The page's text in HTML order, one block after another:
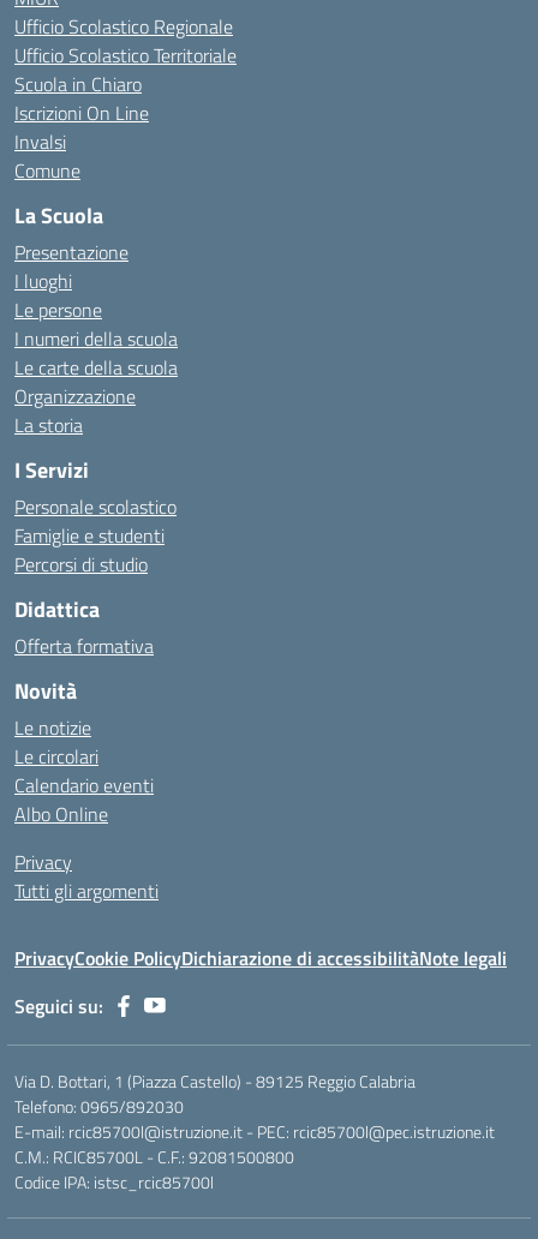
Ufficio Scolastico Regionale
Ufficio Scolastico Territoriale
Scuola in Chiaro
Iscrizioni On Line
Invalsi
Comune
La Scuola
Presentazione
I luoghi
Le persone
I numeri della scuola
Le carte della scuola
Organizzazione
La storia
I Servizi
Personale scolastico
Famiglie e studenti
Percorsi di studio
Didattica
Offerta formativa
Novità
Le notizie
Le circolari
Calendario eventi
Albo Online
Privacy
Tutti gli argomenti
PrivacyCookie PolicyDichiarazione di accessibilitàNote legali
Seguici su:
Via D. Bottari, 1 (Piazza Castello) - 89125 Reggio Calabria
Telefono: 0965/892030
E-mail: rcic85700l@istruzione.it - PEC: rcic85700l@pec.istruzione.it
C.M.: RCIC85700L - C.F.: 92081500800
Codice IPA: istsc_rcic85700l